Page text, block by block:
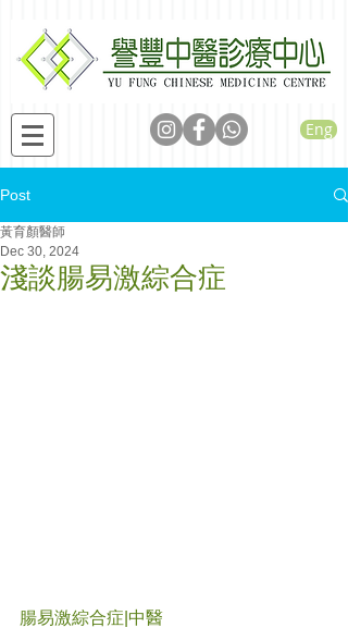
Eng
Post
淺談腸易激綜合症
黃育顏醫師
Dec 30, 2024
腸易激綜合症 |中醫